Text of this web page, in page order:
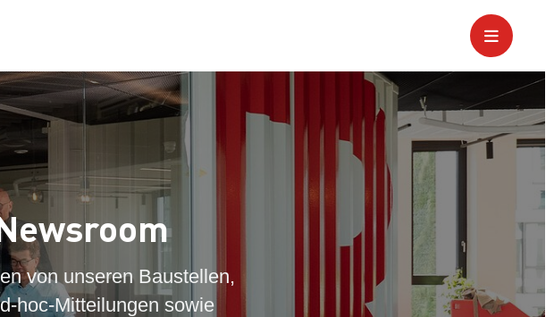
von unseren Baustellen,
hoc-Mitteilungen sowie